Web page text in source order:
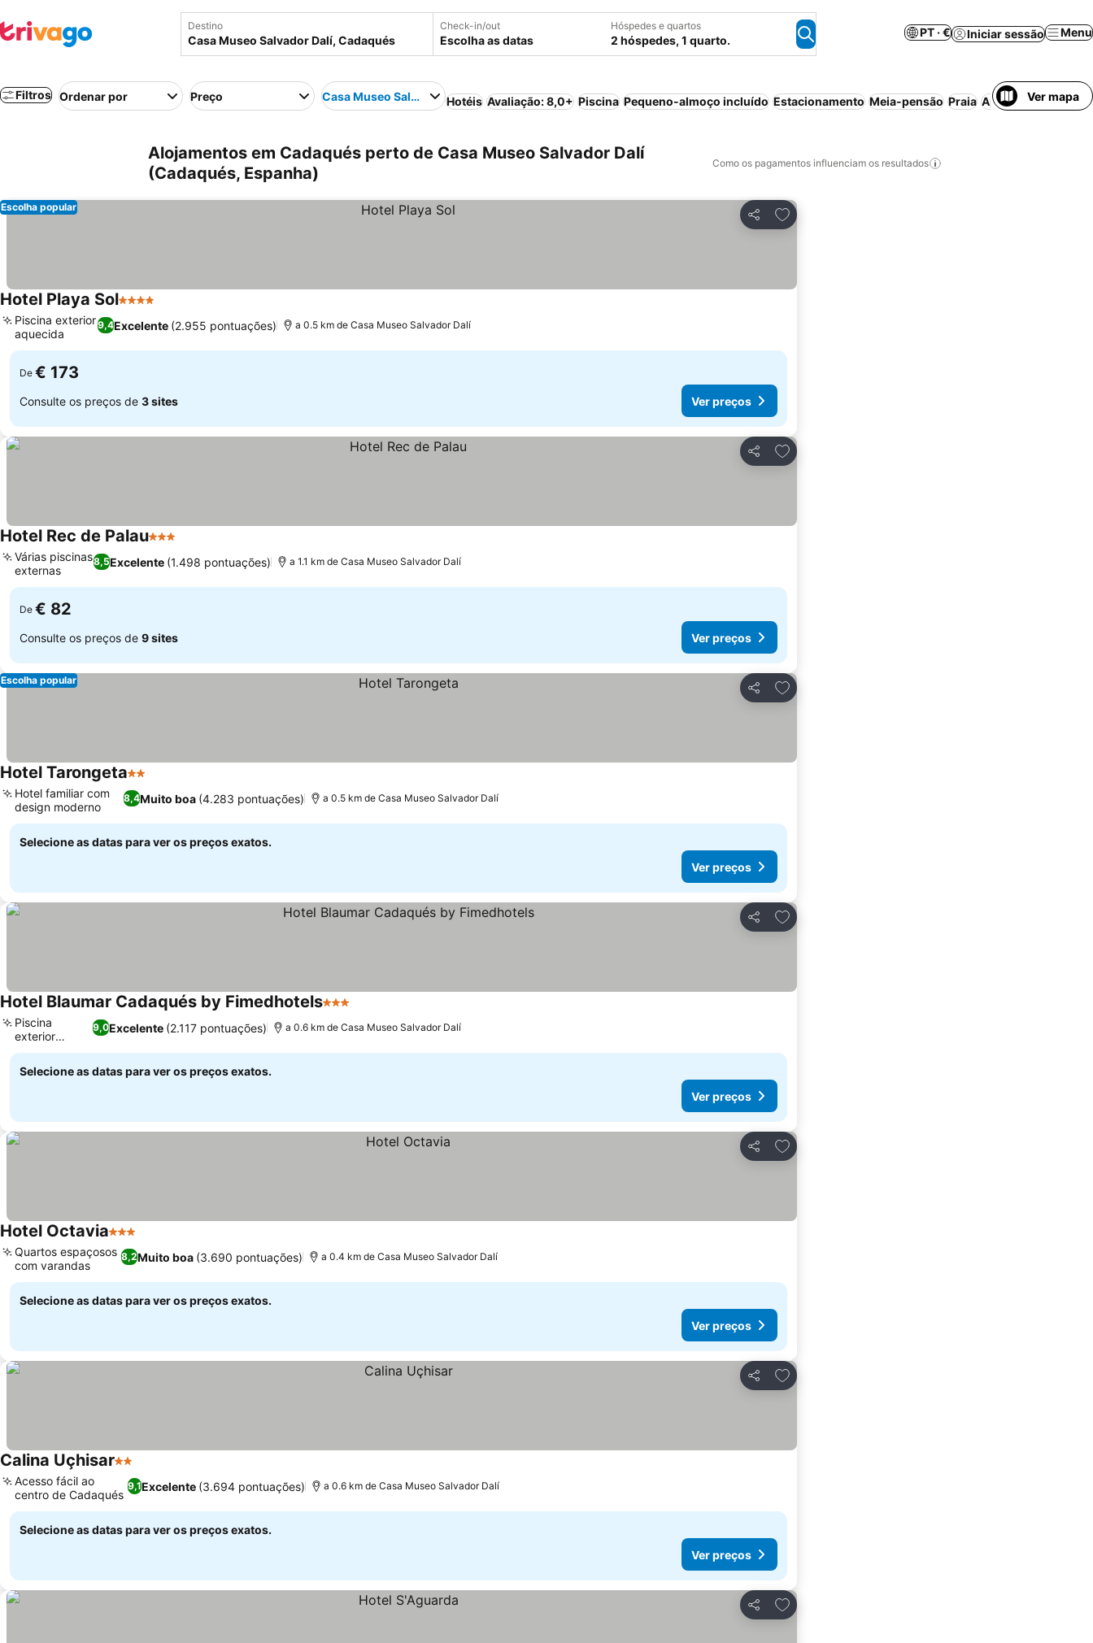
Destino Check-in/out
Escolha as datas
Hóspedes e quartos
2 hóspedes, 1 quarto.
PT · € Iniciar sessão Menu
Filtros Ordenar por Preço Casa Museo Salvador Dalí
Hotéis Avaliação: 8,0+ Piscina Pequeno-almoço incluído Estacionamento Meia-pensão Praia Aparthotel Ar
Ver mapa
Alojamentos em Cadaqués perto de Casa Museo Salvador Dalí
(Cadaqués, Espanha)
Como os pagamentos influenciam os resultados
Partilhar
Adicionar aos favoritos
Escolha popular
Hotel Playa Sol4 Estrelas
9,4Excelente (2.955 pontuações)
Piscina exterior
aquecida
a 0.5 km de Casa Museo Salvador Dalí
De € 173
Consulte os preços de 3 sites Ver preços
Partilhar
Adicionar aos favoritos
Hotel Rec de Palau3 Estrelas
8,5Excelente (1.498 pontuações)
Várias piscinas
externas
a 1.1 km de Casa Museo Salvador Dalí
De € 82
Consulte os preços de 9 sites Ver preços
Partilhar
Adicionar aos favoritos
Escolha popular
Hotel Tarongeta2 Estrelas
8,4Muito boa (4.283 pontuações)
Hotel familiar com
design moderno
a 0.5 km de Casa Museo Salvador Dalí
Selecione as datas para ver os preços exatos.
Ver preços
Partilhar
Adicionar aos favoritos
Hotel Blaumar Cadaqués by Fimedhotels3 Estrelas
9,0Excelente (2.117 pontuações)
Piscina
exterior
sazonal
a 0.6 km de Casa Museo Salvador Dalí
Selecione as datas para ver os preços exatos.
Ver preços
Partilhar
Adicionar aos favoritos
Hotel Octavia3 Estrelas
8,2Muito boa (3.690 pontuações)
Quartos espaçosos
com varandas
a 0.4 km de Casa Museo Salvador Dalí
Selecione as datas para ver os preços exatos.
Ver preços
Partilhar
Adicionar aos favoritos
Calina Uçhisar2 Estrelas
9,1Excelente (3.694 pontuações)
Acesso fácil ao
centro de Cadaqués
a 0.6 km de Casa Museo Salvador Dalí
Selecione as datas para ver os preços exatos.
Ver preços
Partilhar
Adicionar aos favoritos